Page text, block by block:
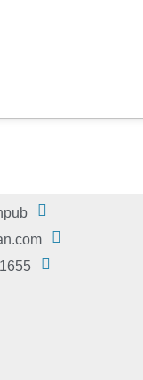
1655 379 992 98+